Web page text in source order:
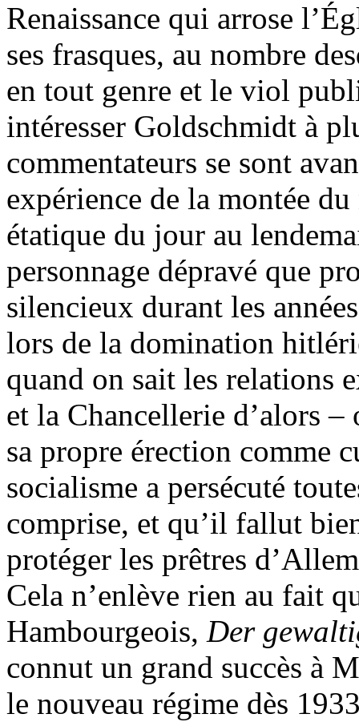
Renaissance qui arrose
ses frasques, au nombre
en tout genre et le viol
intéresser Goldschmidt à
commentateurs se sont
expérience de la montée
étatique du jour au
personnage dépravé que
silencieux durant les
lors de la domination
quand on sait les relations
et la Chancellerie d’alors
sa propre érection comme
socialisme a persécuté
comprise, et qu’il fallut
protéger les prêtres
Cela n’enlève rien au fait
Hambourgeois, Der
connut un grand succès à
le nouveau régime dès